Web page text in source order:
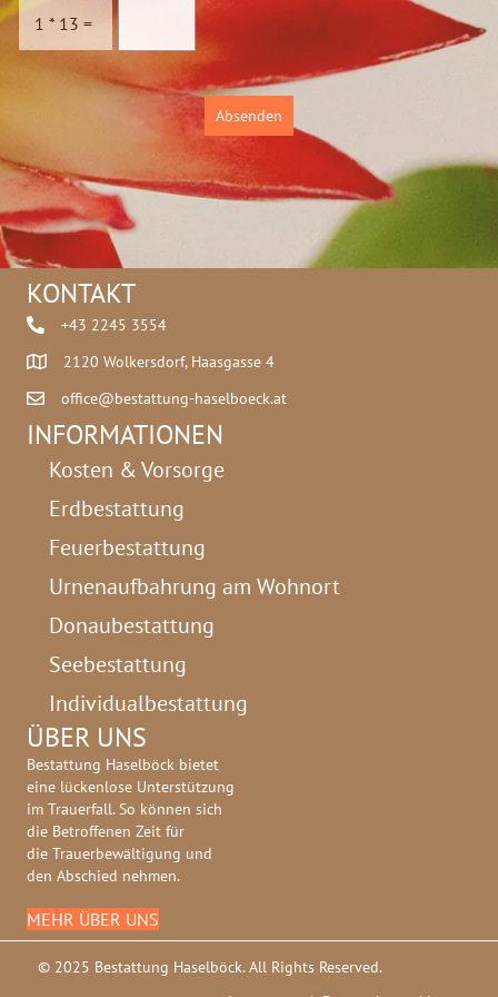
u
m
t
w
o
r
t
c
u
1 * 13 =
Absenden
KONTAKT
+43 2245 3554
2120 Wolkersdorf, Haasgasse 4
office@bestattung-haselboeck.at
INFORMATIONEN
Kosten & Vorsorge
Erdbestattung
Feuerbestattung
Urnenaufbahrung am Wohnort
Donaubestattung
Seebestattung
Individualbestattung
ÜBER UNS
Bestattung Haselböck bietet
eine lückenlose Unterstützung
im Trauerfall. So können sich
die Betroffenen Zeit für
die Trauerbewältigung und
den Abschied nehmen.
MEHR ÜBER UNS
© 2025 Bestattung Haselböck. All Rights Reserved.